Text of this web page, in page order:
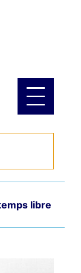
libre